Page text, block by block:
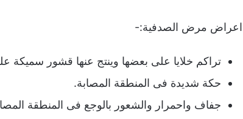
اعراض مرض الصدفية:-
تراكم خلايا على بعضها وينتج عنها قشور سميكة
حكة شديدة فى المنطقة المصابة.
جفاف واحمرار والشعور بالوجع فى المنطقة